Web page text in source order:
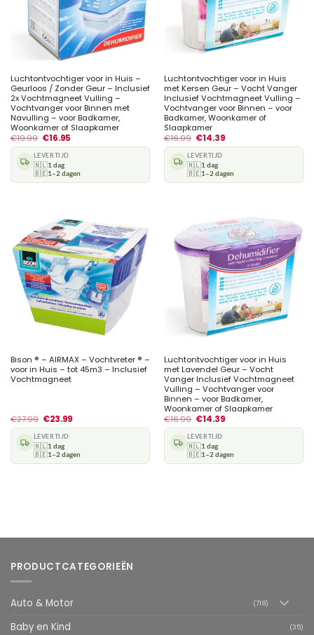
Luchtontvochtiger voor in Huis –
Geurloos / Zonder Geur – Inclusief
2x Vochtmagneet Vulling –
Vochtvanger voor Binnen met
Navulling – voor Badkamer,
Woonkamer of Slaapkamer
€19.99 €16.95
LEVERTIJD
🇳🇱1 dag
🇧🇪1–2 dagen
Luchtontvochtiger voor in Huis
met Kersen Geur – Vocht Vanger
Inclusief Vochtmagneet Vulling –
Vochtvanger voor Binnen – voor
Badkamer, Woonkamer of
Slaapkamer
€16.99 €14.39
LEVERTIJD
🇳🇱1 dag
🇧🇪1–2 dagen
Bison ® – AIRMAX – Vochtvreter ® –
voor in Huis – tot 45m3 – Inclusief
Vochtmagneet
€27.99 €23.99
LEVERTIJD
🇳🇱1 dag
🇧🇪1–2 dagen
Luchtontvochtiger voor in Huis
met Lavendel Geur – Vocht
Vanger Inclusief Vochtmagneet
Vulling – Vochtvanger voor
Binnen – voor Badkamer,
Woonkamer of Slaapkamer
€16.99 €14.39
LEVERTIJD
🇳🇱1 dag
🇧🇪1–2 dagen
PRODUCTCATEGORIEËN
Auto & Motor (718)
Baby en Kind (35)